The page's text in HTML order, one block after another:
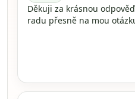
Děkuji za krásnou
radu přesně na mou